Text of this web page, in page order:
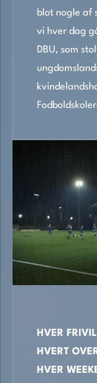
blot nogle af
vi hver dag
DBU, som
HVER
HVERT
HVER